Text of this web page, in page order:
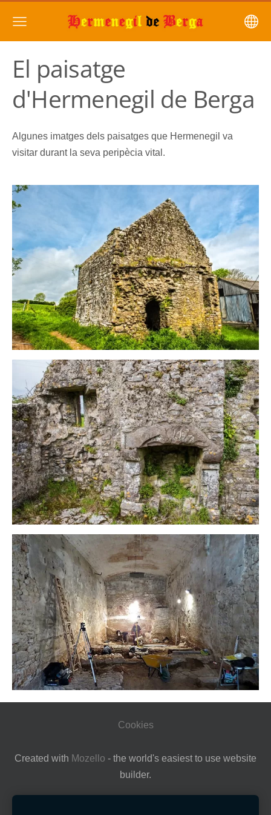
El paisatge
d'Hermenegil de Berga
Algunes imatges dels paisatges que Hermenegil va
visitar durant la seva peripècia vital.
Cookies
Created with Mozello - the world's easiest to use website
builder.